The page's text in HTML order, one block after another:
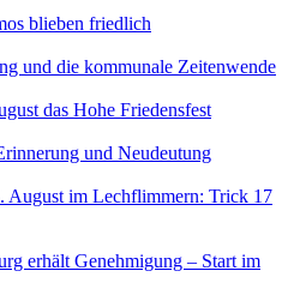
blieben friedlich
und die kommunale Zeitenwende
das Hohe Friedensfest
und Neudeutung
August im Lech­flim­mern: Trick 17
erhält Genehmigung – Start im